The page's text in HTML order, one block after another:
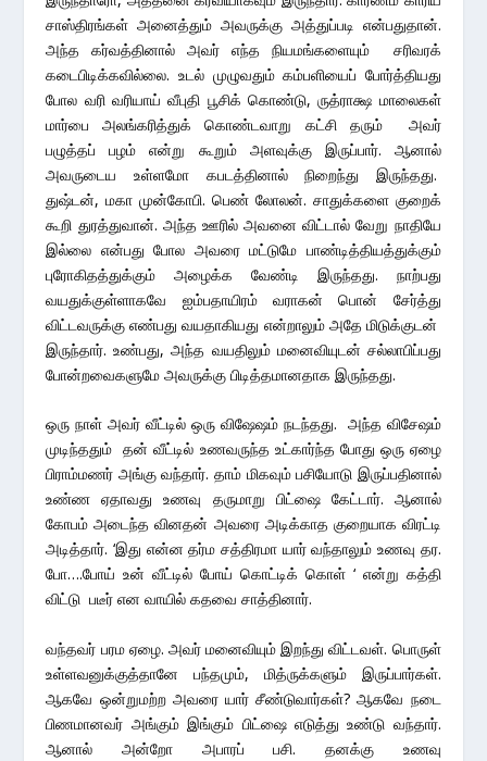
சாஸ்திரங்கள் அனைத்தும் அவருக்கு அத்துப்படி என்பதுதான்.
அந்த கர்வத்தினால் அவர் எந்த நியமங்களையும் சரிவரக்
கடைபிடிக்கவில்லை. உடல் முழுவதும் கம்பளியைப் போர்த்தியது
போல வரி வரியாய் வீபுதி பூசிக் கொண்டு, ருத்ராக்ஷ மாலைகள்
மார்பை அலங்கரித்துக் கொண்டவாறு கட்சி தரும் அவர்
பழுத்தப் பழம் என்று கூறும் அளவுக்கு இருப்பார். ஆனால்
அவருடைய உள்ளமோ கபடத்தினால் நிறைந்து இருந்தது.
துஷ்டன், மகா முன்கோபி. பெண் லோலன். சாதுக்களை குறைக்
கூறி துரத்துவான். அந்த ஊரில் அவனை விட்டால் வேறு நாதியே
இல்லை என்பது போல அவரை மட்டுமே பாண்டித்தியத்துக்கும்
புரோகிதத்துக்கும் அழைக்க வேண்டி இருந்தது. நாற்பது
வயதுக்குள்ளாகவே ஐம்பதாயிரம் வராகன் பொன் சேர்த்து
விட்டவருக்கு எண்பது வயதாகியது என்றாலும் அதே மிடுக்குடன்
இருந்தார். உண்பது, அந்த வயதிலும் மனைவியுடன் சல்லாபிப்பது
போன்றவைகளுமே அவருக்கு பிடித்தமானதாக இருந்தது.
ஒரு நாள் அவர் வீட்டில் ஒரு விஷேஷம் நடந்தது. அந்த விசேஷம்
முடிந்ததும் தன் வீட்டில் உணவருந்த உட்கார்ந்த போது ஒரு ஏழை
பிராம்மணர் அங்கு வந்தார். தாம் மிகவும் பசியோடு இருப்பதினால்
உண்ண ஏதாவது உணவு தருமாறு பிட்ஷை கேட்டார். ஆனால்
கோபம் அடைந்த வினதன் அவரை அடிக்காத குறையாக விரட்டி
அடித்தார். ‘இது என்ன தர்ம சத்திரமா யார் வந்தாலும் உணவு தர.
போ….போய் உன் வீட்டில் போய் கொட்டிக் கொள் ‘ என்று கத்தி
விட்டு படீர் என வாயில் கதவை சாத்தினார்.
வந்தவர் பரம ஏழை. அவர் மனைவியும் இறந்து விட்டவள். பொருள்
உள்ளவனுக்குத்தானே பந்தமும், மித்ருக்களும் இருப்பார்கள்.
ஆகவே ஒன்றுமற்ற அவரை யார் சீண்டுவார்கள்? ஆகவே நடை
பிணமானவர் அங்கும் இங்கும் பிட்ஷை எடுத்து உண்டு வந்தார்.
ஆனால் அன்றோ அபாரப் பசி. தனக்கு உணவு